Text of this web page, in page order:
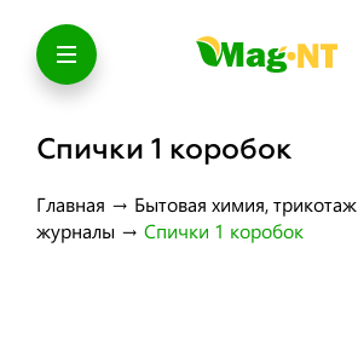
Спички 1 коробок
Главная → Бытовая химия, трикотаж
журналы → Спички 1 коробок